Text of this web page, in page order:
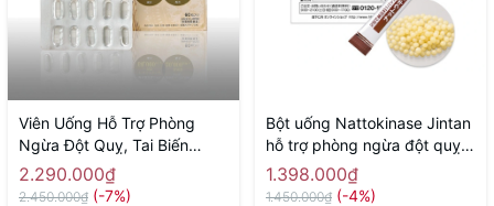
Viên Uống Hỗ Trợ Phòng
Ngừa Đột Quỵ, Tai Biến
Nano Nattokinase Premium
60000fu NICHIEI BUSSAN
2.290.000₫
2.450.000₫ (-7%)
Bột uống Nattokinase Jintan
hỗ trợ phòng ngừa đột quỵ,
tai biến, giảm mỡ máu 60 gói
- Hàng Nhật chính hãng
1.398.000₫
1.450.000₫ (-4%)